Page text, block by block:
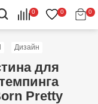
0 0 0
Дизайн
для
Pretty